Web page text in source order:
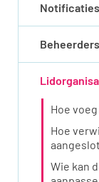
Notificaties
Hoe
Hoe
Wie kan